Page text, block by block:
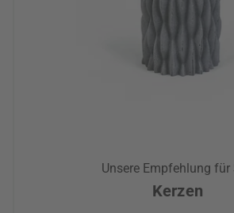
Unsere Empfehlung für
Kerzen